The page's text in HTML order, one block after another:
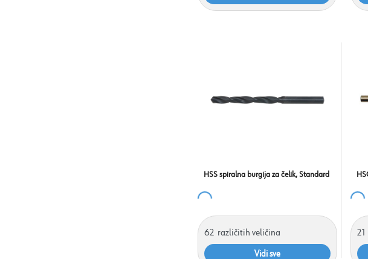
HSS spiralna burgija za čelik, Standard
62 različitih veličina
Vidi sve
21